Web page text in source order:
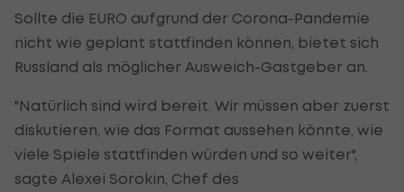
Sollte die EURO aufgrund der Corona-Pandemie
nicht wie geplant stattfinden können, bietet sich
Russland als möglicher Ausweich-Gastgeber an.
"Natürlich sind wird bereit. Wir müssen aber zuerst
diskutieren, wie das Format aussehen könnte, wie
viele Spiele stattfinden würden und so weiter",
sagte Alexei Sorokin, Chef des